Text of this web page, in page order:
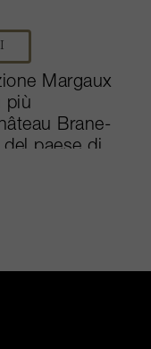
Margaux
più
Brane-
paese di
il proprio
ma
Henri
sua famiglia
più